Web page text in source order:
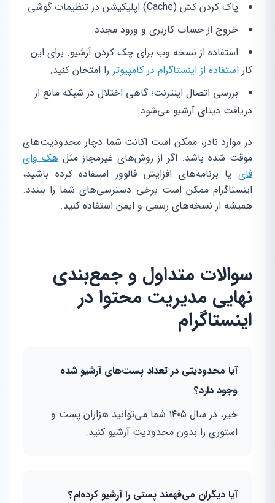
پاک کردن کش (Cache) اپلیکیشن در تنظیمات گوشی.
خروج از حساب کاربری و ورود مجدد.
استفاده از نسخه وب برای چک کردن آرشیو. برای این
کار استفاده از اینستاگرام در کامپیوتر را امتحان کنید.
بررسی اتصال اینترنت؛ گاهی اختلال در شبکه مانع از
دریافت دیتای آرشیو می‌شود.
در موارد نادر، ممکن است اکانت شما دچار محدودیت‌های
موقت شده باشد. اگر از روش‌های غیرمجاز مثلهک وای
فای یا برنامه‌های افزایش فالوور استفاده کرده باشید،
اینستاگرام ممکن است برخی دسترسی‌های شما را ببندد.
همیشه از نسخه‌های رسمی و ایمن استفاده کنید.
سوالات متداول و جمع‌بندی
نهایی مدیریت محتوا در
اینستاگرام
آیا محدودیتی در تعداد پست‌های آرشیو شده
وجود دارد؟
خیر، در سال ۱۴۰۵ شما می‌توانید هزاران پست و
استوری را بدون محدودیت آرشیو کنید.
آیا دیگران می‌فهمند پستی را آرشیو کرده‌ام؟